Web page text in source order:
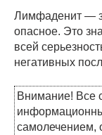
Лимфаденит —
опасное. Это
всей
негативных
Внимание! Все
самолечением,